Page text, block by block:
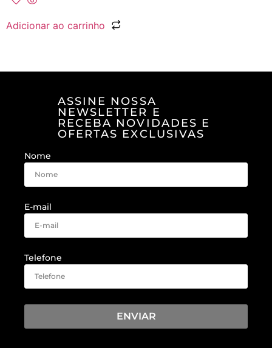
Adicionar ao carrinho
ASSINE NOSSA
NEWSLETTER E
RECEBA NOVIDADES E
OFERTAS EXCLUSIVAS
Nome
E-mail
Telefone
ENVIAR